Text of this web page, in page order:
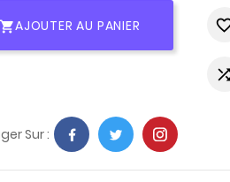
AJOUTER AU PANIER

Sur :